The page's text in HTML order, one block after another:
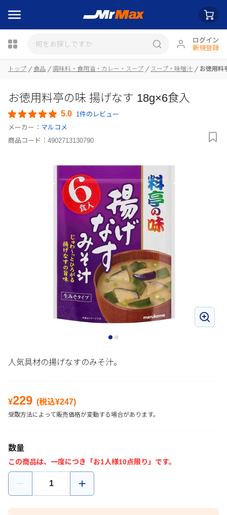
ログイン
新規登録
瓶詰
トップ 食品 調味料・食用油・カレー・スープ スープ・味噌汁 お徳用料
お徳用料亭の味 揚げなす 18g×6食入
5.0 1件のレビュー
メーカー： マルコメ
商品コード： 4902713130790
人気具材の揚げなすのみそ汁。
¥229 (税込¥247)
受取方法によって販売価格が変動する場合があります。
数量
この商品は、一度につき「お1人様10点限り」です。